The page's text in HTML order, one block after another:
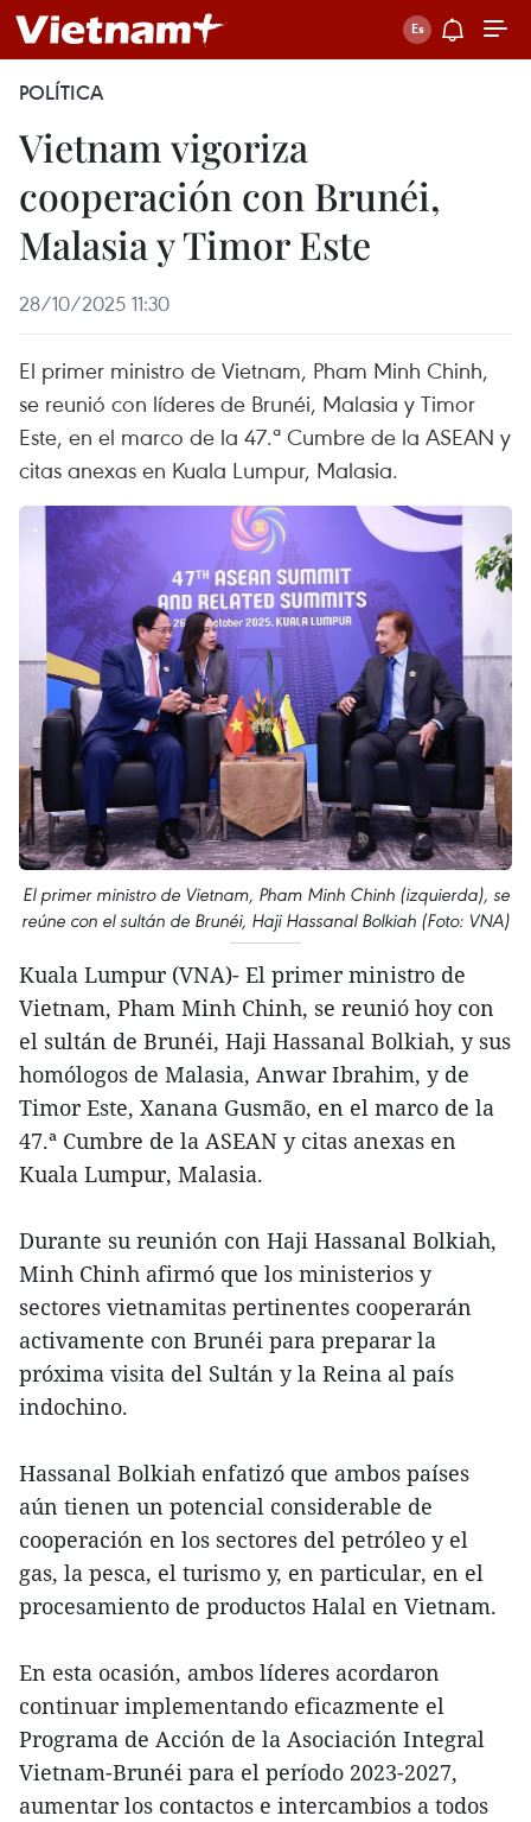
POLÍTICA
Vietnam vigoriza
cooperación con Brunéi,
Malasia y Timor Este
28/10/2025 11:30
El primer ministro de Vietnam, Pham Minh Chinh,
se reunió con líderes de Brunéi, Malasia y Timor
Este, en el marco de la 47.ª Cumbre de la ASEAN y
citas anexas en Kuala Lumpur, Malasia.
El primer ministro de Vietnam, Pham Minh Chinh (izquierda), se
reúne con el sultán de Brunéi, Haji Hassanal Bolkiah (Foto: VNA)
Kuala Lumpur (VNA)- El primer ministro de
Vietnam, Pham Minh Chinh, se reunió hoy con
el sultán de Brunéi, Haji Hassanal Bolkiah, y sus
homólogos de Malasia, Anwar Ibrahim, y de
Timor Este, Xanana Gusmão, en el marco de la
47.ª Cumbre de la ASEAN y citas anexas en
Kuala Lumpur, Malasia.
Durante su reunión con Haji Hassanal Bolkiah,
Minh Chinh afirmó que los ministerios y
sectores vietnamitas pertinentes cooperarán
activamente con Brunéi para preparar la
próxima visita del Sultán y la Reina al país
indochino.
Hassanal Bolkiah enfatizó que ambos países
aún tienen un potencial considerable de
cooperación en los sectores del petróleo y el
gas, la pesca, el turismo y, en particular, en el
procesamiento de productos Halal en Vietnam.
En esta ocasión, ambos líderes acordaron
continuar implementando eficazmente el
Programa de Acción de la Asociación Integral
Vietnam-Brunéi para el período 2023-2027,
aumentar los contactos e intercambios a todos